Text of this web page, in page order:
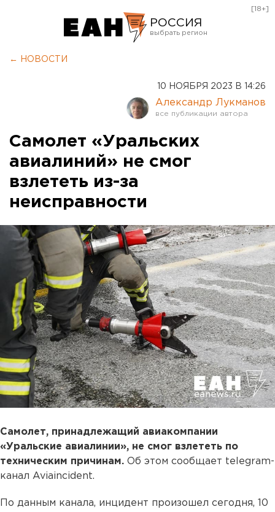
РОССИЯ
Оренбург
[18+]
← НОВОСТИ
10 НОЯБРЯ 2023 В 14:26
Александр Лукманов
Самолет «Уральских
авиалиний» не смог
взлететь из-за
неисправности
Самолет, принадлежащий авиакомпании
«Уральские авиалинии», не смог взлететь по
техническим причинам. Об этом сообщает telegram-
канал Aviaincident.
По данным канала, инцидент произошел сегодня, 10